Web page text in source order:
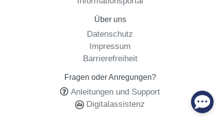
Über uns
Datenschutz
Impressum
Barrierefreiheit
Fragen oder Anregungen?
Anleitungen und Support
Digitalassistenz